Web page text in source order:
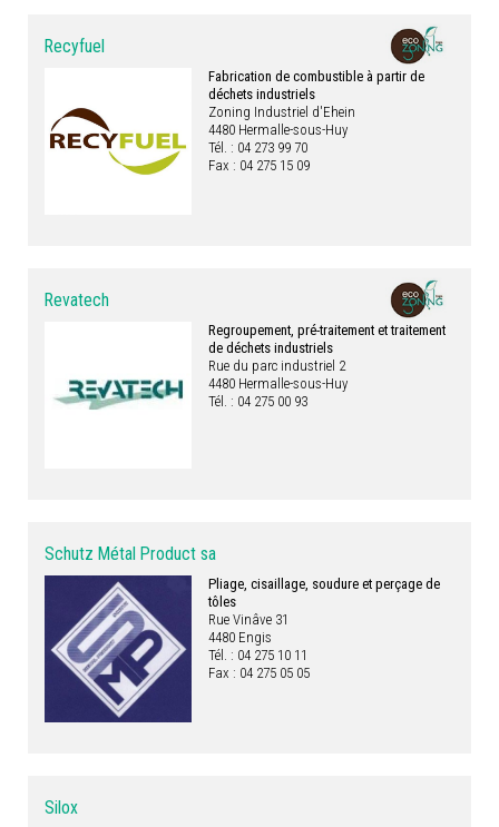
Recyfuel
Fabrication de combustible à partir de
déchets industriels
Zoning Industriel d'Ehein
4480 Hermalle-sous-Huy
Tél. : 04 273 99 70
Fax : 04 275 15 09
Revatech
Regroupement, pré-traitement et traitement
de déchets industriels
Rue du parc industriel 2
4480 Hermalle-sous-Huy
Tél. : 04 275 00 93
Schutz Métal Product sa
Pliage, cisaillage, soudure et perçage de
tôles
Rue Vinâve 31
4480 Engis
Tél. : 04 275 10 11
Fax : 04 275 05 05
Silox